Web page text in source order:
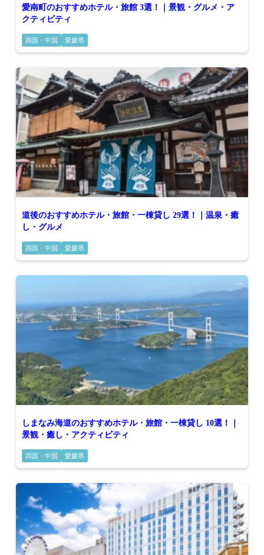
愛南町のおすすめホテル・旅館 3選！｜景観・グルメ・ア
クティビティ
四国・中国 愛媛県
道後のおすすめホテル・旅館・一棟貸し 29選！｜温泉・癒
し・グルメ
四国・中国 愛媛県
しまなみ海道のおすすめホテル・旅館・一棟貸し 10選！｜
景観・癒し・アクティビティ
四国・中国 愛媛県